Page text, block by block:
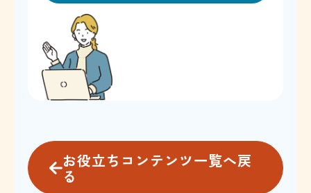
お役立ちコンテンツ一覧へ戻
る